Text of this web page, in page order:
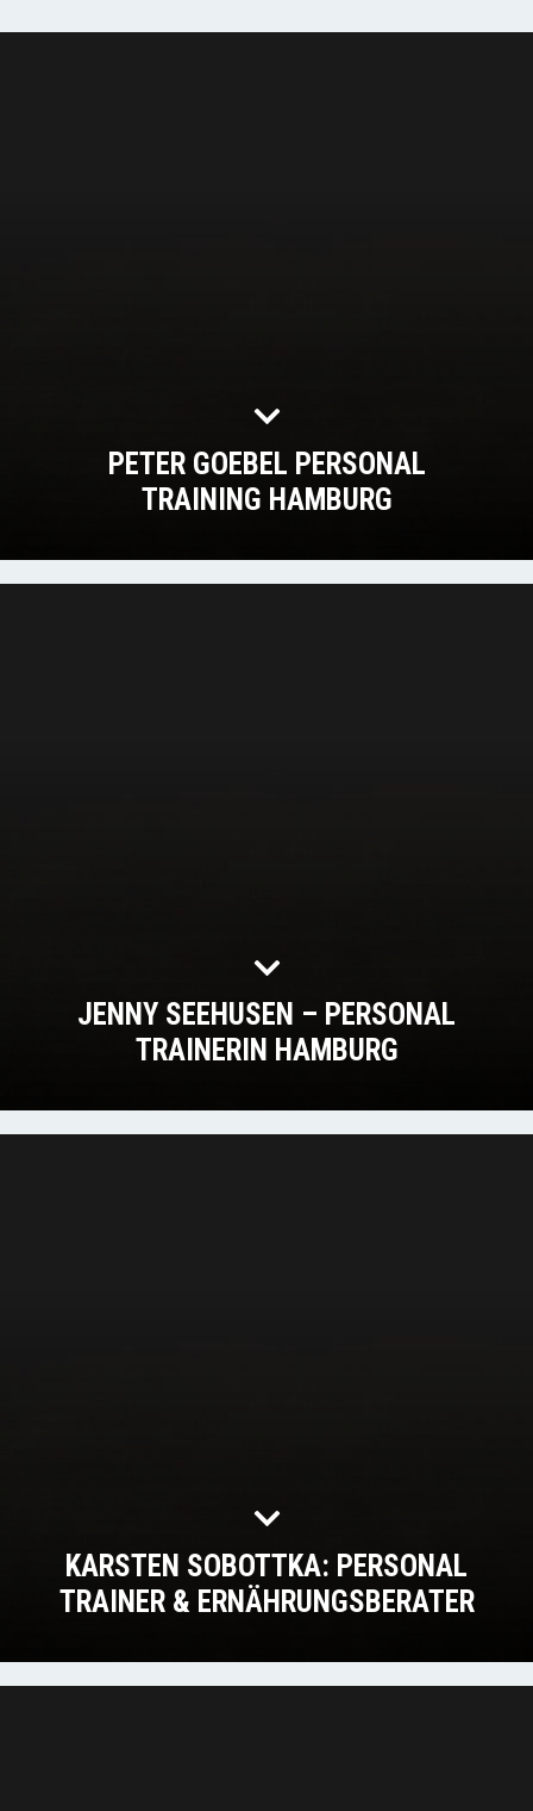
PETER GOEBEL PERSONAL
TRAINING HAMBURG
JENNY SEEHUSEN – PERSONAL
TRAINERIN HAMBURG
KARSTEN SOBOTTKA: PERSONAL
TRAINER & ERNÄHRUNGSBERATER